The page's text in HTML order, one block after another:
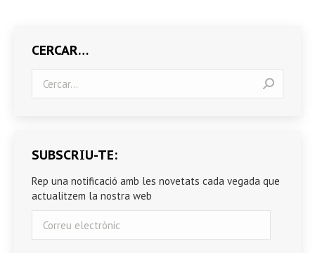
CERCAR…
SUBSCRIU-TE:
Rep una notificació amb les novetats cada vegada que
actualitzem la nostra web
electrònic